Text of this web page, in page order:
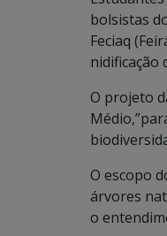
bolsistas
Feciaq
nidificação
O projeto
O escopo
árvores
o